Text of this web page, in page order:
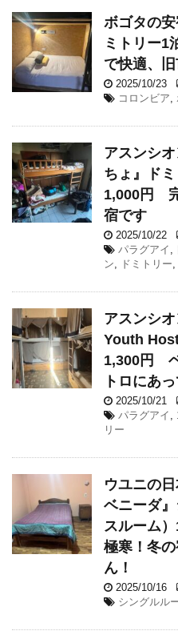
ボゴタの
ミトリー
で快適、
2025/10/23
コロンビア
アスンシ
ちょ』ド
1,000円
宿です
2025/10/22
パラグアイ
ン
ドミトリー
アスンシ
Youth
1,300円
トロにあ
2025/10/21
パラグアイ
リー
ウユニの
ベニーダ
スルーム
極寒！冬
ん！
2025/10/16
シングルル